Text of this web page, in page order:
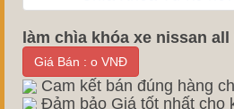
làm chìa khóa xe nissan all
Giá Bán : o VNĐ
Cam kết bán đúng hàng
Đảm bảo Giá tốt nhất cho